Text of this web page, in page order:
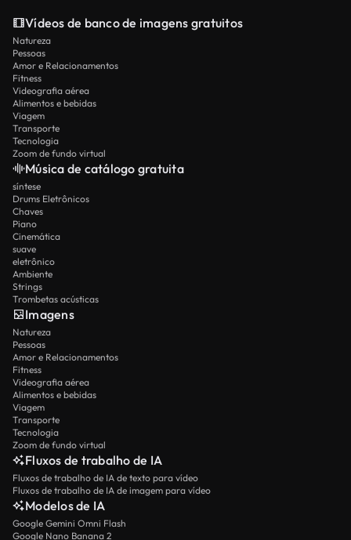
Vídeos de banco de imagens gratuitos
Natureza
Pessoas
Amor e Relacionamentos
Fitness
Videografia aérea
Alimentos e bebidas
Viagem
Transporte
Tecnologia
Zoom de fundo virtual
Música de catálogo gratuita
síntese
Drums Eletrônicos
Chaves
Piano
Cinemática
suave
eletrônico
Ambiente
Strings
Trombetas acústicas
Imagens
Natureza
Pessoas
Amor e Relacionamentos
Fitness
Videografia aérea
Alimentos e bebidas
Viagem
Transporte
Tecnologia
Zoom de fundo virtual
Fluxos de trabalho de IA
Fluxos de trabalho de IA de texto para vídeo
Fluxos de trabalho de IA de imagem para vídeo
Modelos de IA
Google Gemini Omni Flash
Google Nano Banana 2